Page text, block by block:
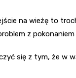
na wieżę to
z
się z tym, że w